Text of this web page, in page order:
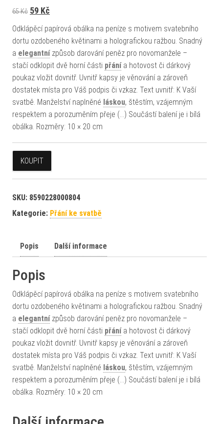
65Kč Původní cena byla: 65 Kč.
59 Kč
Odklápěcí papírová obálka na peníze s motivem svatebního
dortu ozdobeného květinami a holografickou ražbou. Snadný
a elegantnízpůsob darování peněz pro novomanžele –
stačí odklopit dvě horní části přánía hotovost či dárkový
poukaz vložit dovnitř. Uvnitř kapsy je věnování a zároveň
dostatek místa pro Váš podpis či vzkaz. Text uvnitř: K Vaší
svatbě. Manželství naplněné láskou, štěstím, vzájemným
respektem a porozuměním přeje (…) Součástí balení je i bílá
obálka. Rozměry: 10 × 20 cm
KOUPIT
SKU: 8590228000804
Kategorie: Přání ke svatbě
Popis Další informace
Popis
Odklápěcí papírová obálka na peníze s motivem svatebního
dortu ozdobeného květinami a holografickou ražbou. Snadný
a elegantnízpůsob darování peněz pro novomanžele –
stačí odklopit dvě horní části přánía hotovost či dárkový
poukaz vložit dovnitř. Uvnitř kapsy je věnování a zároveň
dostatek místa pro Váš podpis či vzkaz. Text uvnitř: K Vaší
svatbě. Manželství naplněné láskou, štěstím, vzájemným
respektem a porozuměním přeje (…) Součástí balení je i bílá
obálka. Rozměry: 10 × 20 cm